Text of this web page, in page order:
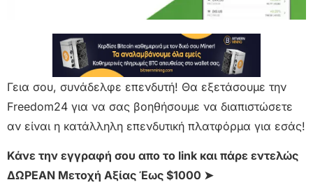
Γεια σου, συνάδελφε επενδυτή! Θα εξετάσουμε την
Freedom24 για να σας βοηθήσουμε να διαπιστώσετε
αν είναι η κατάλληλη επενδυτική πλατφόρμα για εσάς!
Κάνε την εγγραφή σου απο το link και πάρε εντελώς
ΔΩΡΕΑΝ Μετοχή Αξίας Έως $1000 ➤